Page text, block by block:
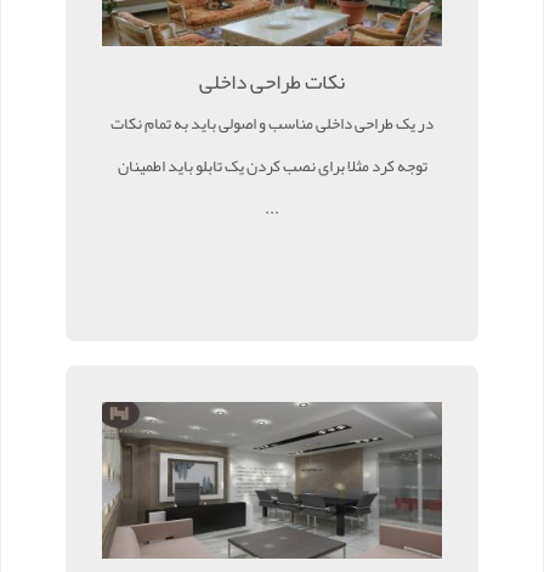
نکات طراحی داخلی
در یک طراحی داخلی مناسب و اصولی باید به تمام نکات
توجه کرد مثلا برای نصب کردن یک تابلو باید اطمینان
...